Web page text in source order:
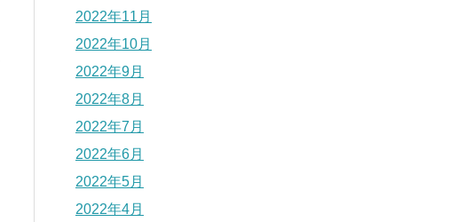
2022年11月
2022年10月
2022年9月
2022年8月
2022年7月
2022年6月
2022年5月
2022年4月